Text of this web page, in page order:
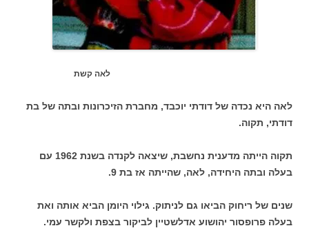
לאה קשת
לאה היא נכדה של דודתי יוכבד, מחברת הזיכרונות ובתה של בת
דודתי, תקוה.
תקוה הייתה מדענית נחשבת, שיצאה לקנדה בשנת 1962 עם
בעלה ובתה היחידה, לאה, שהייתה אז בת 9.
שנים של ריחוק הביאו גם לניתוק. גילוי היומן הביא אותה ואת
בעלה פרופסור יהושוע אדלשטיין לביקור בצפת ולקשר עמי.